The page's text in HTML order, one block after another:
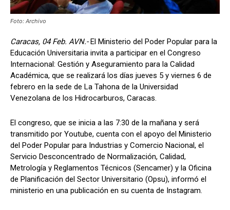
Foto: Archivo
Caracas, 04 Feb. AVN.-El Ministerio del Poder Popular para la
Educación Universitaria invita a participar en el Congreso
Internacional: Gestión y Aseguramiento para la Calidad
Académica, que se realizará los días jueves 5 y viernes 6 de
febrero en la sede de La Tahona de la Universidad
Venezolana de los Hidrocarburos, Caracas.
El congreso, que se inicia a las 7:30 de la mañana y será
transmitido por Youtube, cuenta con el apoyo del Ministerio
del Poder Popular para Industrias y Comercio Nacional, el
Servicio Desconcentrado de Normalización, Calidad,
Metrología y Reglamentos Técnicos (Sencamer) y la Oficina
de Planificación del Sector Universitario (Opsu), informó el
ministerio en una publicación en su cuenta de Instagram.